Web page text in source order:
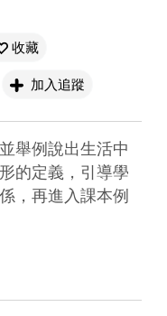
收藏
加入追蹤
舉例說出生活中
的定義，引導學
，再進入課本例